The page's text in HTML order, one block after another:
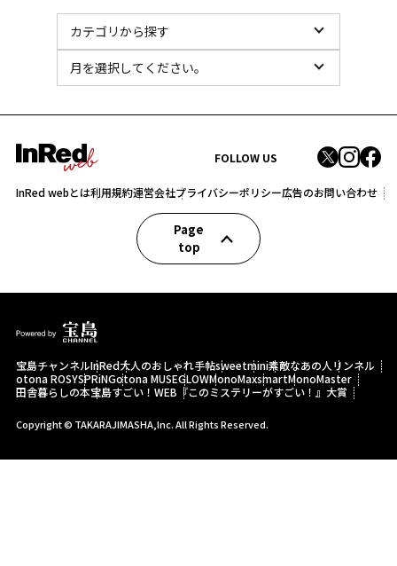
FOLLOW US
InRed webとは利用規約運営会社プライバシーポリシー広告のお問い合わせ
Page
top
宝島チャンネルInRed大人のおしゃれ手帖sweetmini素敵なあの人 リンネル
otona ROSYSPRiNGotona MUSEGLOWMonoMaxsmartMonoMaster
田舎暮らしの本宝島すごい！WEB 『このミステリーがすごい！』大賞
Copyright © TAKARAJIMASHA,Inc. All Rights Reserved.